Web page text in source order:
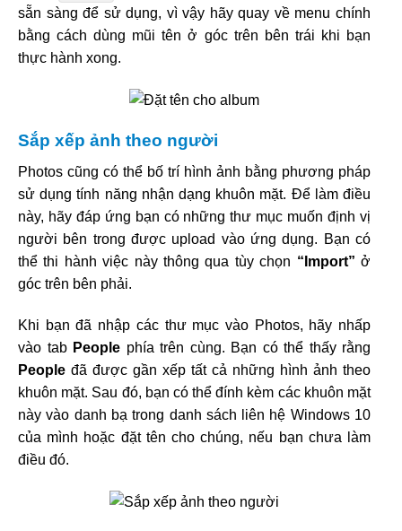
sẵn sàng để sử dụng, vì vậy hãy quay về menu chính
bằng cách dùng mũi tên ở góc trên bên trái khi bạn
thực hành xong.
Sắp xếp ảnh theo người
Photos cũng có thể bố trí hình ảnh bằng phương pháp
sử dụng tính năng nhận dạng khuôn mặt. Để làm điều
này, hãy đáp ứng bạn có những thư mục muốn định vị
người bên trong được upload vào ứng dụng. Bạn có
thể thi hành việc này thông qua tùy chọn “Import”ở
góc trên bên phải.
Khi bạn đã nhập các thư mục vào Photos, hãy nhấp
vào tab People phía trên cùng. Bạn có thể thấy rằng
People đã được gần xếp tất cả những hình ảnh theo
khuôn mặt. Sau đó, bạn có thể đính kèm các khuôn mặt
này vào danh bạ trong danh sách liên hệ Windows 10
của mình hoặc đặt tên cho chúng, nếu bạn chưa làm
điều đó.